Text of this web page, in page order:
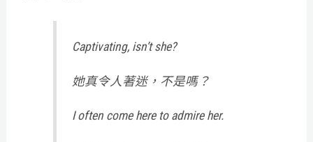
Captivating, isn’t she?
她真令人著迷，不是嗎？
I often come here to admire her.